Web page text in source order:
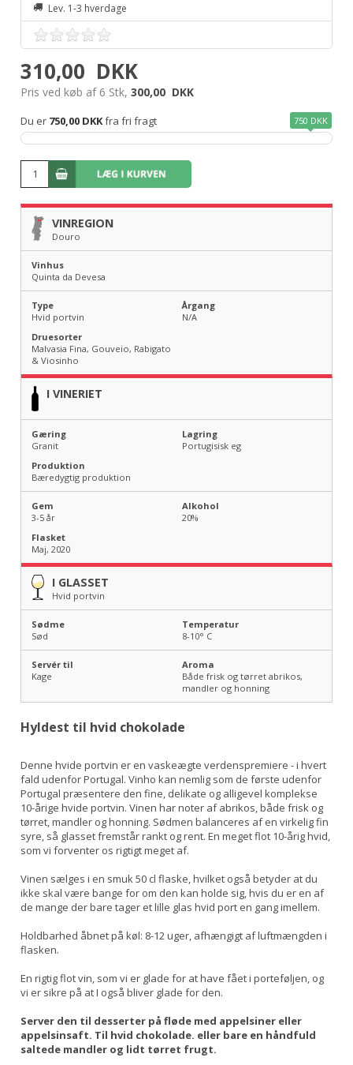
Lev. 1-3 hverdage
310,00 DKK
Pris ved køb af 6 Stk, 300,00 DKK
Du er 750,00 DKKfra fri fragt 750 DKK
VINREGION
Douro
I VINERIET
I GLASSET
Hvid portvin
Vinhus
Quinta da Devesa
Gæring
Granit
Lagring
Portugisisk eg
Produktion
Bæredygtig produktion
Sødme
Sød
Temperatur
8-10° C
Type
Hvid portvin
Årgang
N/A
Druesorter
Malvasia Fina, Gouveio, Rabigato
& Viosinho
Gem
3-5 år
Alkohol
20%
Flasket
Maj, 2020
Servér til
Kage
Aroma
Både frisk og tørret abrikos,
mandler og honning
Hyldest til hvid chokolade
Denne hvide portvin er en vaskeægte verdenspremiere - i hvert
fald udenfor Portugal. Vinho kan nemlig som de første udenfor
Portugal præsentere den fine, delikate og alligevel komplekse
10-årige hvide portvin. Vinen har noter af abrikos, både frisk og
tørret, mandler og honning. Sødmen balanceres af en virkelig fin
syre, så glasset fremstår rankt og rent. En meget flot 10-årig hvid,
som vi forventer os rigtigt meget af.
Vinen sælges i en smuk 50 cl flaske, hvilket også betyder at du
ikke skal være bange for om den kan holde sig, hvis du er en af
de mange der bare tager et lille glas hvid port en gang imellem.
Holdbarhed åbnet på køl: 8-12 uger, afhængigt af luftmængden i
flasken.
En rigtig flot vin, som vi er glade for at have fået i porteføljen, og
vi er sikre på at I også bliver glade for den.
Server den til desserter på fløde med appelsiner eller
appelsinsaft. Til hvid chokolade. eller bare en håndfuld
saltede mandler og lidt tørret frugt.